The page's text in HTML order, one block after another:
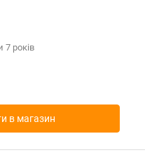
7 років
в магазин